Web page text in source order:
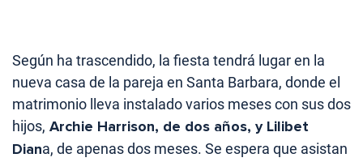
Según ha trascendido, la fiesta tendrá lugar en la
nueva casa de la pareja en Santa Barbara, donde el
matrimonio lleva instalado varios meses con sus dos
hijos, Archie Harrison, de dos años, y Lilibet
Diana, de apenas dos meses. Se espera que asistan